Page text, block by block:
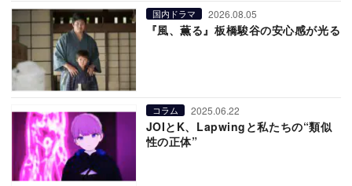
国内ドラマ 2026.08.05
『風、薫る』板橋駿谷の安心感が光る
コラム 2025.06.22
JOIとK、Lapwingと私たちの“類似
性の正体”